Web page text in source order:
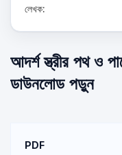
লেখক:
আদর্শ স্ত্রীর পথ ও
ডাউনলোড পড়ুন
PDF